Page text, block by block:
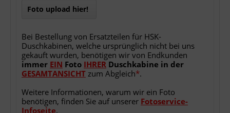
Foto upload hier!
Bei Bestellung von Ersatzteilen für HSK-
Duschkabinen, welche ursprünglich nicht bei uns
gekauft wurden, benötigen wir von Endkunden
immer EIN Foto IHRER Duschkabine in der
GESAMTANSICHT zum Abgleich*.
Weitere Informationen, warum wir ein Foto
benötigen, finden Sie auf unserer Fotoservice-
Infoseite.